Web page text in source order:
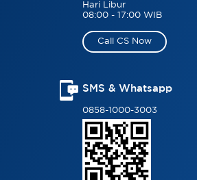
Hari Libur
08:00 - 17:00 WIB
Call CS Now
SMS & Whatsapp
0858-1000-3003